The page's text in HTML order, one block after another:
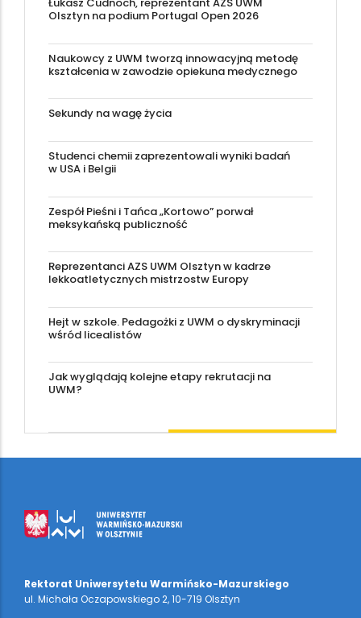
Olsztyn na podium Portugal Open 2026
Naukowcy z UWM tworzą innowacyjną metodę
kształcenia w zawodzie opiekuna medycznego
Sekundy na wagę życia
Studenci chemii zaprezentowali wyniki badań
w USA i Belgii
Zespół Pieśni i Tańca „Kortowo” porwał
meksykańską publiczność
Reprezentanci AZS UWM Olsztyn w kadrze
lekkoatletycznych mistrzostw Europy
Hejt w szkole. Pedagożki z UWM o dyskryminacji
wśród licealistów
Jak wyglądają kolejne etapy rekrutacji na
UWM?
Rektorat Uniwersytetu Warmińsko-Mazurskiego
ul. Michała Oczapowskiego 2, 10-719 Olsztyn